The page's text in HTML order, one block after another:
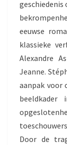
geschiedenis
eeuwse
klassieke
Alexandre
Jeanne.
aanpak voor
Door de